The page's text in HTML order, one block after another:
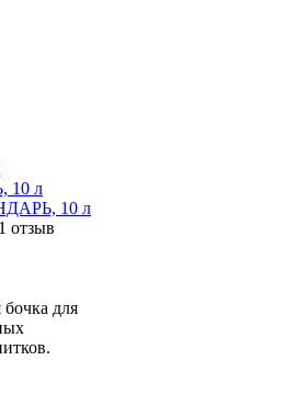
10 л
отзыв
бочка для